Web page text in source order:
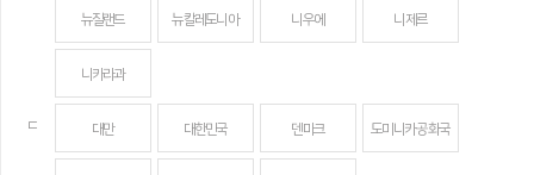
뉴질랜드 뉴칼레도니아 니우에 니제르
니카라과
ㄷ 대만 대한민국 덴마크 도미니카 공화국